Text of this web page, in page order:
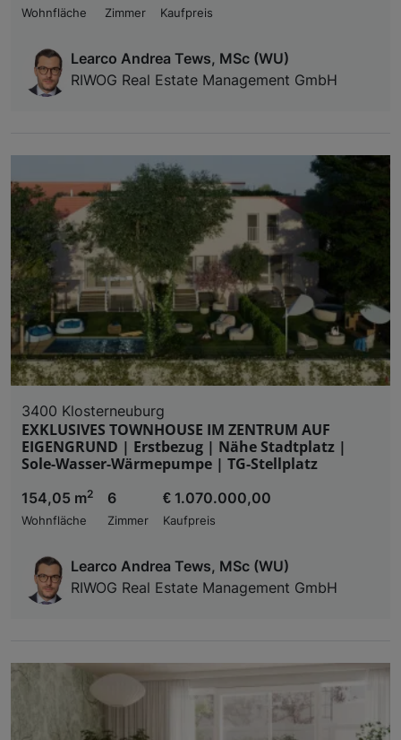
Wohnfläche
Zimmer Kaufpreis
Learco Andrea Tews, MSc (WU)
RIWOG Real Estate Management GmbH
3400 Klosterneuburg
EXKLUSIVES TOWNHOUSE IM ZENTRUM AUF
EIGENGRUND | Erstbezug | Nähe Stadtplatz |
Sole-Wasser-Wärmepumpe | TG-Stellplatz
154,05 m2
Wohnfläche
6
Zimmer
€ 1.070.000,00
Kaufpreis
Learco Andrea Tews, MSc (WU)
RIWOG Real Estate Management GmbH